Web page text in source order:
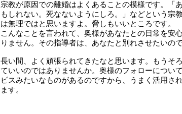
宗教が原因での離婚はよくあることの模様です。「
もしれない。死なないようにしろ。」などという宗
は無理ではと思いますよ。脅しもいいところです。
こんなことを言われて、奥様があなたとの日常を安
りません。その指導者は、あなたと別れさせたいの
長い間、よく頑張られてきたなと思います。もうそ
ていいのではありませんか。奥様のフォローについ
ビスみたいなものがあるのですから、うまく活用さ
ます。